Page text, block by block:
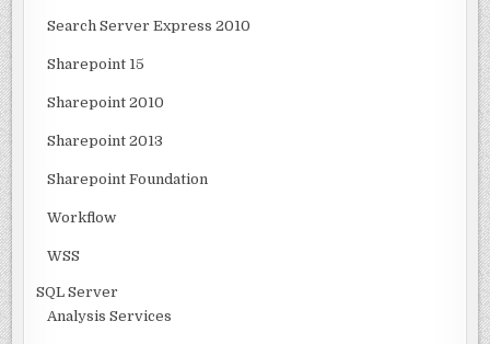
Search Server Express 2010
Sharepoint 15
Sharepoint 2010
Sharepoint 2013
Sharepoint Foundation
Workflow
WSS
SQL Server
Analysis Services